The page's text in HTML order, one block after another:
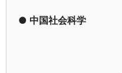
● 中国社会科学